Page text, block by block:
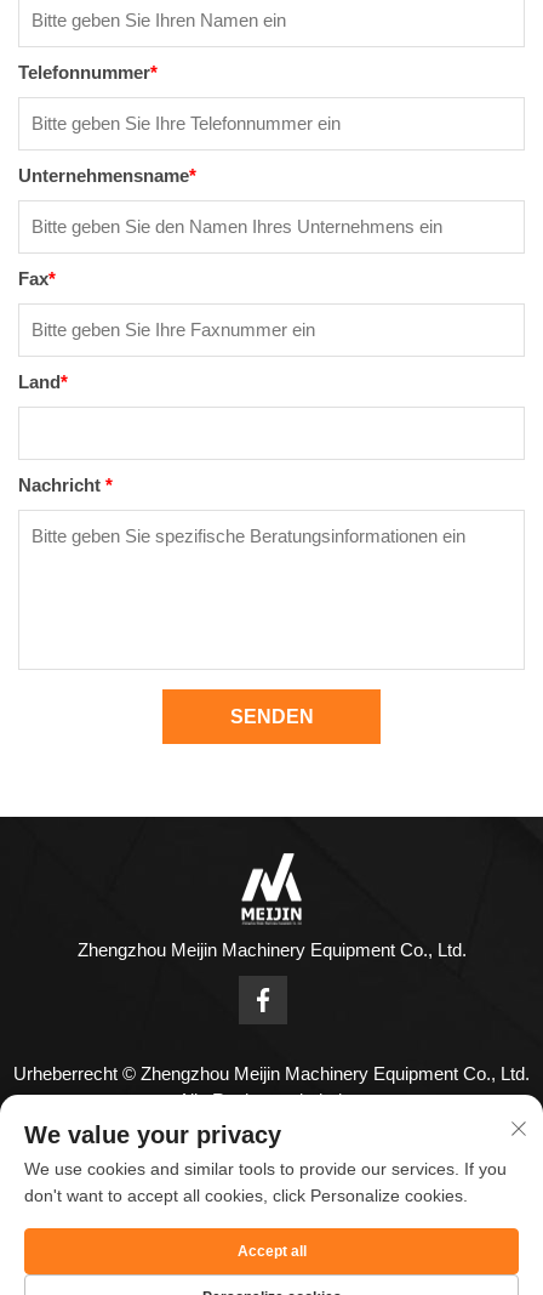
Telefonnummer*
Unternehmensname*
Fax*
Land*
Nachricht *
SENDEN
Zhengzhou Meijin Machinery Equipment Co., Ltd.
Urheberrecht © Zhengzhou Meijin Machinery Equipment Co., Ltd.
Alle Rechte vorbehalten
KONTAKTIEREN SIE UNS
Address: Nr. 1808, 18. Stock, Zhenghong Center, Nr. 126
+86-18836955820
We value your privacy
We use cookies and similar tools to provide our services. If you
don't want to accept all cookies, click Personalize cookies.
Accept all